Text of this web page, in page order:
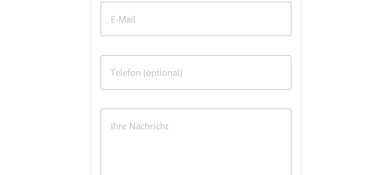
E-Mail
Telefon (optional)
Ihre Nachricht